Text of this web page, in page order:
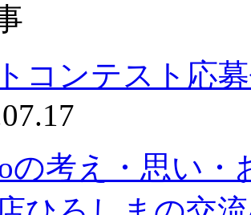
コンテスト応
の考え・思い